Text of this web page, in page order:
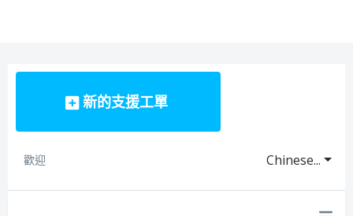
新的支援工單
Chinese...
歡迎